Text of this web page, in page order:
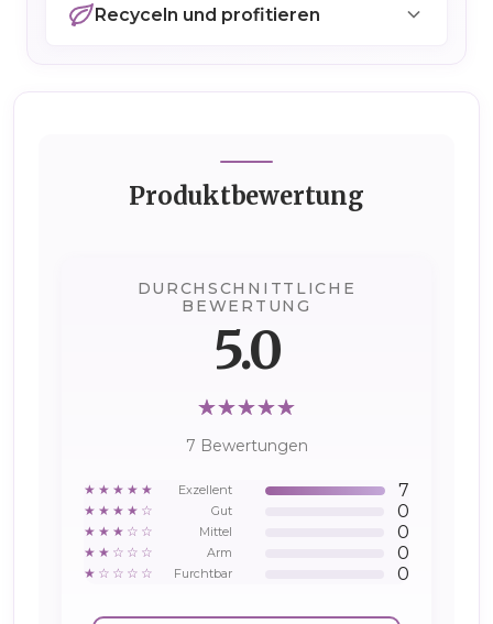
Recyceln und profitieren
Produktbewertung
DURCHSCHNITTLICHE
BEWERTUNG
5.0
7 Bewertungen
★★★★★ Exzellent 7
★★★★☆ Gut 0
★★★☆☆ Mittel 0
★★☆☆☆ Arm 0
★☆☆☆☆ Furchtbar 0